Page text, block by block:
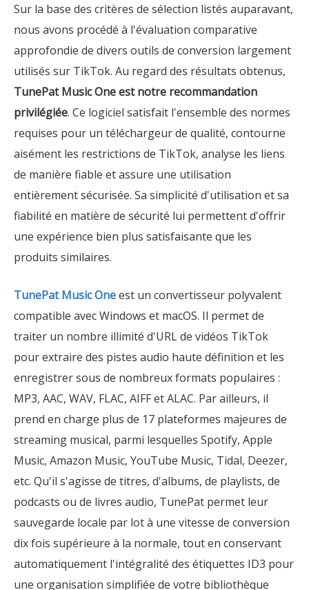
Sur la base des critères de sélection listés auparavant,
nous avons procédé à l'évaluation comparative
approfondie de divers outils de conversion largement
utilisés sur TikTok. Au regard des résultats obtenus,
TunePat Music One est notre recommandation
privilégiée. Ce logiciel satisfait l'ensemble des normes
requises pour un téléchargeur de qualité, contourne
aisément les restrictions de TikTok, analyse les liens
de manière fiable et assure une utilisation
entièrement sécurisée. Sa simplicité d'utilisation et sa
fiabilité en matière de sécurité lui permettent d'offrir
une expérience bien plus satisfaisante que les
produits similaires.
TunePat Music Oneest un convertisseur polyvalent
compatible avec Windows et macOS. Il permet de
traiter un nombre illimité d'URL de vidéos TikTok
pour extraire des pistes audio haute définition et les
enregistrer sous de nombreux formats populaires :
MP3, AAC, WAV, FLAC, AIFF et ALAC. Par ailleurs, il
prend en charge plus de 17 plateformes majeures de
streaming musical, parmi lesquelles Spotify, Apple
Music, Amazon Music, YouTube Music, Tidal, Deezer,
etc. Qu'il s'agisse de titres, d'albums, de playlists, de
podcasts ou de livres audio, TunePat permet leur
sauvegarde locale par lot à une vitesse de conversion
dix fois supérieure à la normale, tout en conservant
automatiquement l'intégralité des étiquettes ID3 pour
une organisation simplifiée de votre bibliothèque